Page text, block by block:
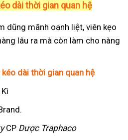
dài thời gian quan hệ
dũng mãnh oanh liệt, viên kẹo
lâu ra mà còn làm cho nàng
dài thời gian quan hệ
CP Dược Traphaco